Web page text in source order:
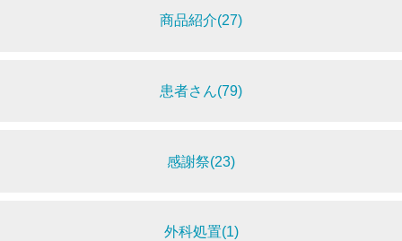
商品紹介(27)
患者さん(79)
感謝祭(23)
外科処置(1)